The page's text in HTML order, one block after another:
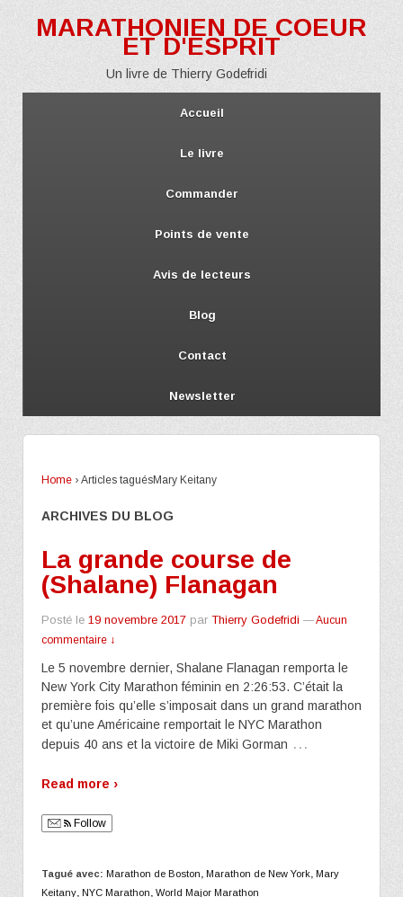
MARATHONIEN DE COEUR
ET D'ESPRIT
Un livre de Thierry Godefridi
Accueil
Le livre
Commander
Points de vente
Avis de lecteurs
Blog
Contact
Newsletter
Home › Articles taguésMary Keitany
ARCHIVES DU BLOG
La grande course de
(Shalane) Flanagan
Posté le 19 novembre 2017 par Thierry Godefridi —Aucun
commentaire ↓
Le 5 novembre dernier, Shalane Flanagan remporta le
New York City Marathon féminin en 2:26:53. C’était la
première fois qu’elle s’imposait dans un grand marathon
et qu’une Américaine remportait le NYC Marathon
depuis 40 ans et la victoire de Miki Gorman …
Read more ›
Follow
Tagué avec: Marathon de Boston Marathon de New York Mary
Keitany NYC Marathon World Major Marathon